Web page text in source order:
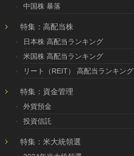
中国株 暴落
特集：高配当株
日本株 高配当ランキング
米国株 高配当ランキング
リート（REIT） 高配当ランキング
特集：資金管理
外貨預金
投資信託
特集：米大統領選